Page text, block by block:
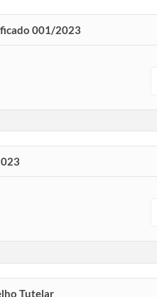
001/2023
Tutelar